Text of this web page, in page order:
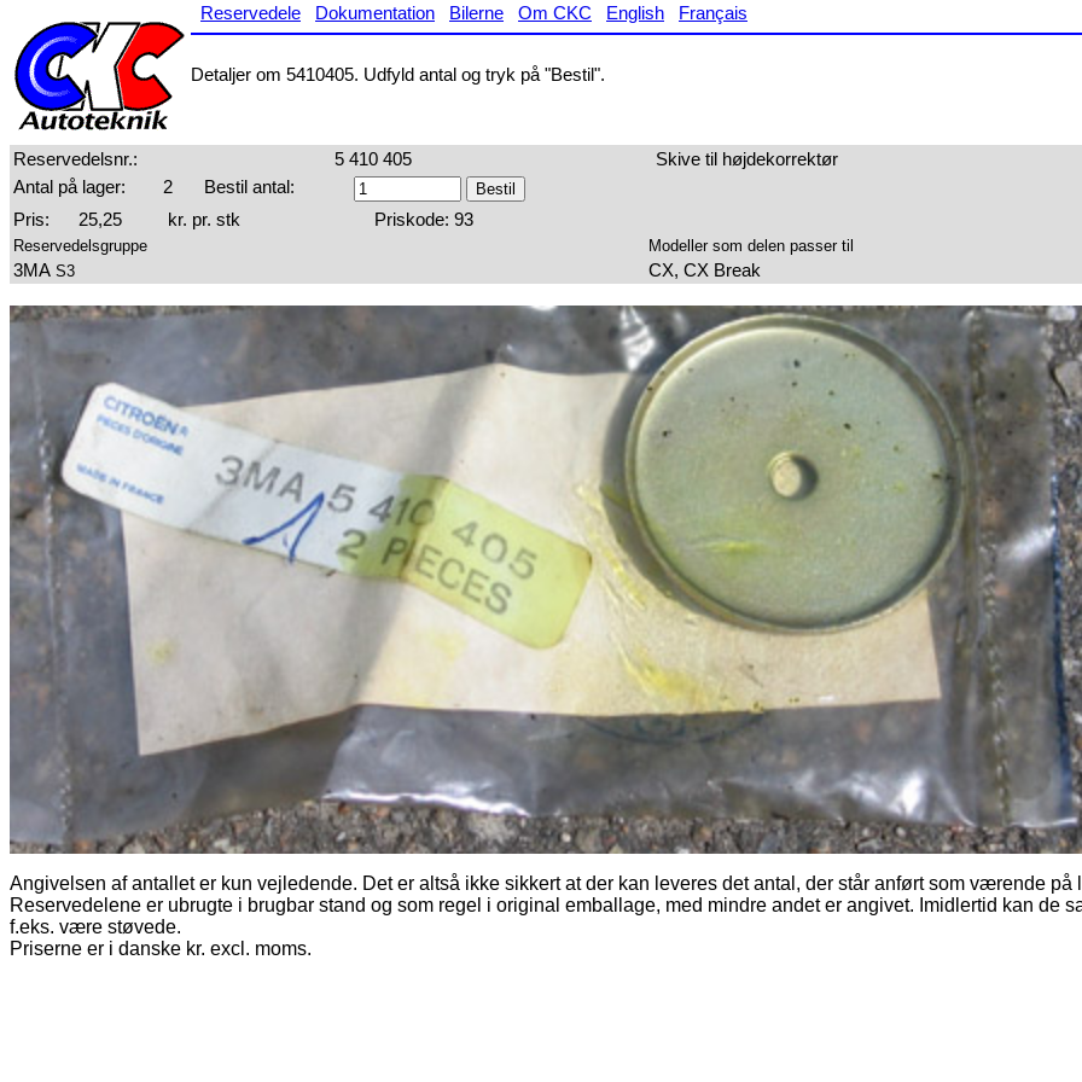
Reservedele Dokumentation Bilerne Om CKC English Français
Detaljer om 5410405. Udfyld antal og tryk på "Bestil".
Reservedelsnr.: 5 410 405
Skive til højdekorrektør
Antal på lager:
2
Bestil antal:
Pris:
25,25 kr. pr. stk Priskode: 93
Reservedelsgruppe Modeller som delen passer til
3MA S3 CX, CX Break
Angivelsen af antallet er kun vejledende. Det er altså ikke sikkert at der kan leveres det antal, der står anført som værende på
Reservedelene er ubrugte i brugbar stand og som regel i original emballage, med mindre andet er angivet. Imidlertid kan
f.eks. være støvede.
Priserne er i danske kr. excl. moms.